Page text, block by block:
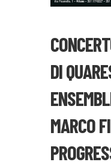
DI
MARCO